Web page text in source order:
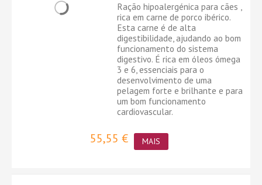
Ração hipoalergénica para cães ,
rica em carne de porco ibérico.
Esta carne é de alta
digestibilidade, ajudando ao bom
funcionamento do sistema
digestivo. É rica em óleos ómega
3 e 6, essenciais para o
desenvolvimento de uma
pelagem forte e brilhante e para
um bom funcionamento
cardiovascular.
55,55 € MAIS